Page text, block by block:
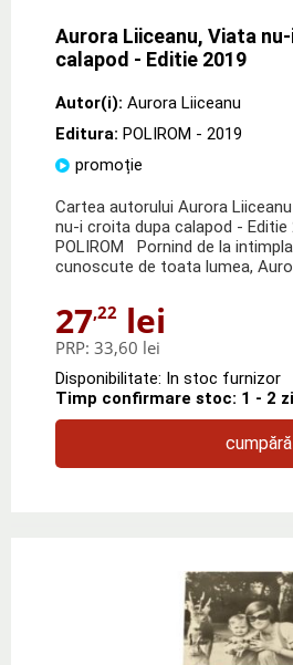
Aurora Liiceanu, Viata
calapod - Editie 2019
Autor(i): Aurora Liiceanu
Editura: POLIROM - 2019
promoție
Cartea autorului Aurora
nu-i croita dupa calapod - Editie
POLIROM Pornind de la
cunoscute de toata lumea,
27,22 lei
PRP: 33,60 lei
Disponibilitate: In stoc furnizor
Timp confirmare stoc: 1 - 2
cumpără